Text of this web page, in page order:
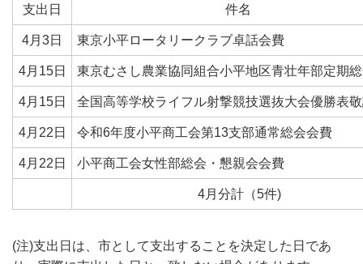
支出日 件名
4月3日 東京小平ロータリークラブ卓話会費
4月15日 東京むさし農業協同組合小平地区青壮年部定期
4月15日 全国高等学校ライフル射撃競技選抜大会優勝表
4月22日 令和6年度小平商工会第13支部通常総会会費
4月22日 小平商工会女性部総会・懇親会会費
4月分計（5件)
(注)支出日は、市として支出することを決定した日であ